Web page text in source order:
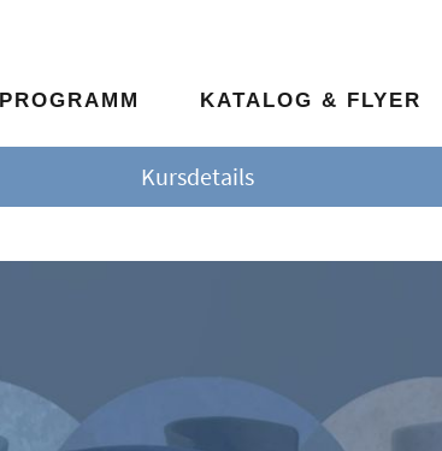
PROGRAMM KATALOG & FLYER
Kursdetails